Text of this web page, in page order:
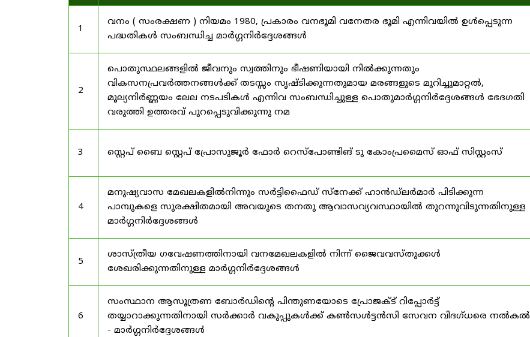
1
വനം ( സംരക്ഷണ ) നിയമം 1980, പ്രകാരം വനഭൂമി വനേതര ഭൂമി എന്നിവയിൽ ഉൾപ്പെടുന്ന
പദ്ധതികൾ സംബന്ധിച്ച മാർഗ്ഗനിർദ്ദേശങ്ങൾ
2
പൊതുസ്ഥലങ്ങളിൽ ജീവനും സ്വത്തിനും ഭീഷണിയായി നിൽക്കുന്നതും
വികസനപ്രവർത്തനങ്ങൾക്ക് തടസ്സം സൃഷ്ടിക്കുന്നതുമായ മരങ്ങളുടെ മുറിച്ചുമാറ്റൽ,
മൂല്യനിർണ്ണയം ലേല നടപടികൾ എന്നിവ സംബന്ധിച്ചുള്ള പൊതുമാർഗ്ഗനിർദ്ദേശങ്ങൾ ഭേദഗതി
വരുത്തി ഉത്തരവ് പുറപ്പെടുവിക്കുന്നു നമ
3 സ്റ്റെപ് ബൈ സ്റ്റെപ് പ്രോസുജൂർ ഫോർ റെസ്‌പോണ്ടിങ് ടു കോംപ്രമൈസ് ഓഫ് സിസ്റ്റംസ്
4
മനുഷ്യവാസ മേഖലകളിൽനിന്നും സർട്ടിഫൈഡ് സ്നേക്ക് ഹാൻഡ്‌ലർമാർ പിടിക്കുന്ന
പാമ്പുകളെ സുരക്ഷിതമായി അവയുടെ തനതു ആവാസവ്യവസ്ഥായിൽ തുറന്നുവിടുന്നതിനുള്ള
മാർഗ്ഗനിർദ്ദേശങ്ങൾ
5
ശാസ്ത്രീയ ഗവേഷണത്തിനായി വനമേഖലകളിൽ നിന്ന് ജൈവവസ്തുക്കൾ
ശേഖരിക്കുന്നതിനുള്ള മാർഗ്ഗനിർദ്ദേശങ്ങൾ
6
സംസ്ഥാന ആസൂത്രണ ബോർഡിൻ്റെ പിന്തുണയോടെ പ്രോജക്ട് റിപ്പോർട്ട്
തയ്യാറാക്കുന്നതിനായി സർക്കാർ വകുപ്പുകൾക്ക് കൺസൾട്ടൻസി സേവന വിദഗ്ധരെ നൽകൽ
- മാർഗ്ഗനിർദ്ദേശങ്ങൾ